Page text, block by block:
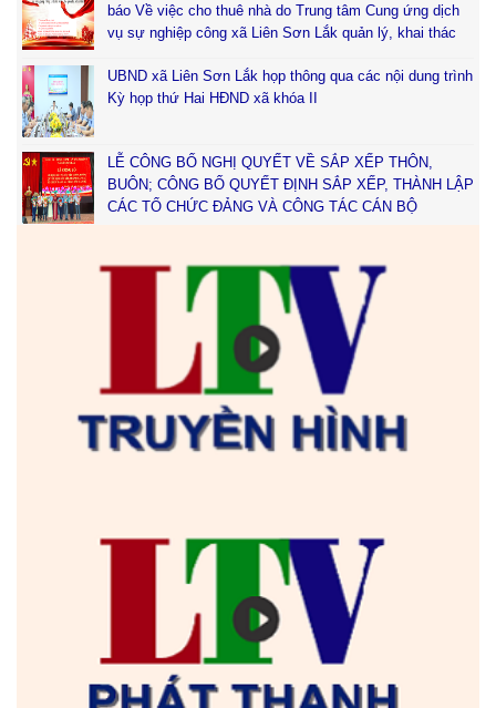
báo Về việc cho thuê nhà do Trung tâm Cung ứng dịch
vụ sự nghiệp công xã Liên Sơn Lắk quản lý, khai thác
UBND xã Liên Sơn Lắk họp thông qua các nội dung trình
Kỳ họp thứ Hai HĐND xã khóa II
LỄ CÔNG BỐ NGHỊ QUYẾT VỀ SẮP XẾP THÔN,
BUÔN; CÔNG BỐ QUYẾT ĐỊNH SẮP XẾP, THÀNH LẬP
CÁC TỔ CHỨC ĐẢNG VÀ CÔNG TÁC CÁN BỘ